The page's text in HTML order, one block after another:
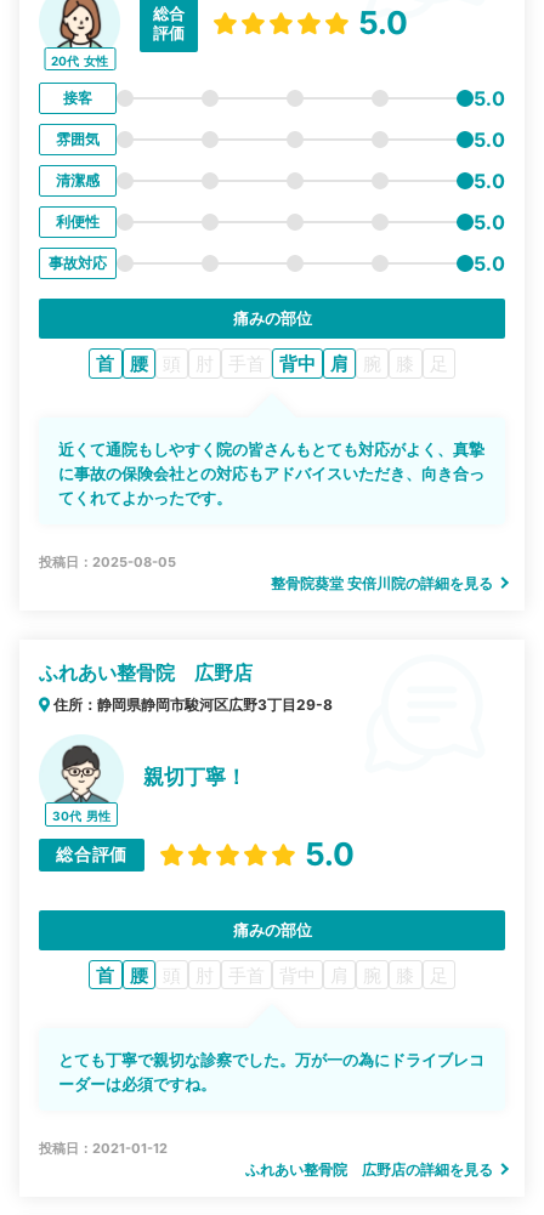
20代 女性
総合
評価
5.0
接客 5.0
雰囲気 5.0
清潔感 5.0
利便性 5.0
事故対応 5.0
痛みの部位
首 腰 頭 肘 手首 背中 肩 腕 膝 足
近くて通院もしやすく院の皆さんもとても対応がよく、真摯
に事故の保険会社との対応もアドバイスいただき、向き合っ
てくれてよかったです。
投稿日：2025-08-05
整骨院葵堂 安倍川院の詳細を見る
ふれあい整骨院 広野店
住所：静岡県静岡市駿河区広野3丁目29-8
30代 男性
親切丁寧！
総合評価 5.0
痛みの部位
首 腰 頭 肘 手首 背中 肩 腕 膝 足
とても丁寧で親切な診察でした。万が一の為にドライブレコ
ーダーは必須ですね。
投稿日：2021-01-12
ふれあい整骨院 広野店の詳細を見る